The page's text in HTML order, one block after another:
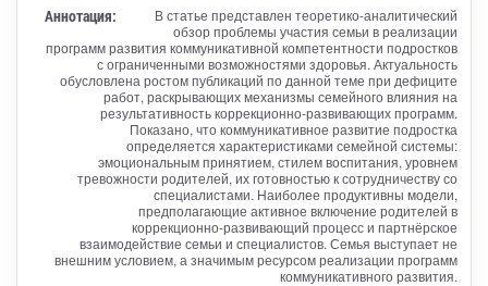
Аннотация:
В статье представлен теоретико-аналитический
обзор проблемы участия семьи в реализации
программ развития коммуникативной компетентности подростков
с ограниченными возможностями здоровья. Актуальность
обусловлена ростом публикаций по данной теме при дефиците
работ, раскрывающих механизмы семейного влияния на
результативность коррекционно-развивающих программ.
Показано, что коммуникативное развитие подростка
определяется характеристиками семейной системы:
эмоциональным принятием, стилем воспитания, уровнем
тревожности родителей, их готовностью к сотрудничеству со
специалистами. Наиболее продуктивны модели,
предполагающие активное включение родителей в
коррекционно-развивающий процесс и партнёрское
взаимодействие семьи и специалистов. Семья выступает не
внешним условием, а значимым ресурсом реализации программ
коммуникативного развития.